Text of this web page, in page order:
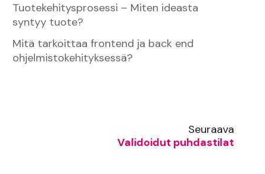
Tuotekehitysprosessi – Miten ideasta
syntyy tuote?
Mitä tarkoittaa frontend ja back end
ohjelmistokehityksessä?
Seuraava
Validoidut puhdastilat